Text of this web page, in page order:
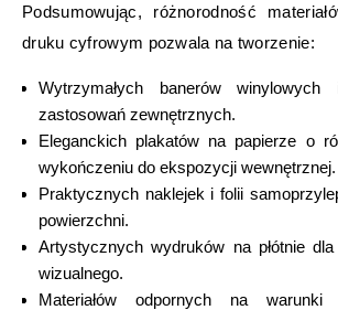
Podsumowując, różnorodność
druku cyfrowym pozwala na tworzenie:
Wytrzymałych banerów
zastosowań zewnętrznych.
Eleganckich plakatów na papierze o
wykończeniu do ekspozycji wewnętrznej.
Praktycznych naklejek i folii
powierzchni.
Artystycznych wydruków na płótnie
wizualnego.
Materiałów odpornych na warunki